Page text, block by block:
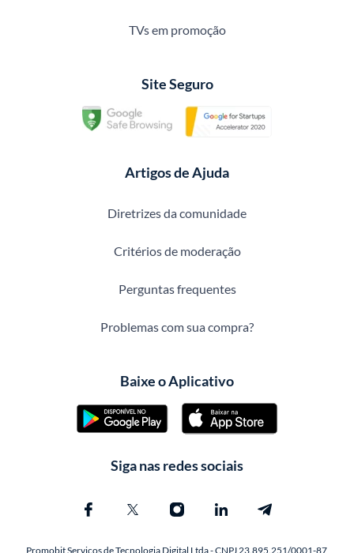
TVs em promoção
Site Seguro
Artigos de Ajuda
Diretrizes da comunidade
Critérios de moderação
Perguntas frequentes
Problemas com sua compra?
Baixe o Aplicativo
Siga nas redes sociais
Promobit Servicos de Tecnologia Digital Ltda - CNPJ 23.895.251/0001-87